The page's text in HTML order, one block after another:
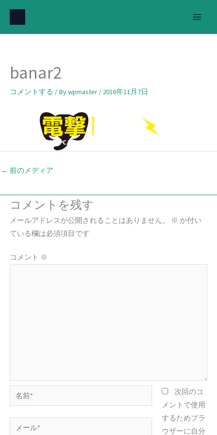
を
banar2
コメントする / Bywpmaster / 2016年11月7日
← 前のメディア
コメントを残す
メールアドレスが公開されることはありません。 ※ が付い
ている欄は必須項目です
コメント ※
前
*
次回のコ
メントで使用
するためブラ
ウザーに自分